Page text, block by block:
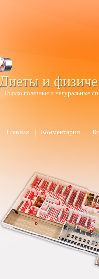
Диеты и
Только полезные и натуральные
Главная Комментарии